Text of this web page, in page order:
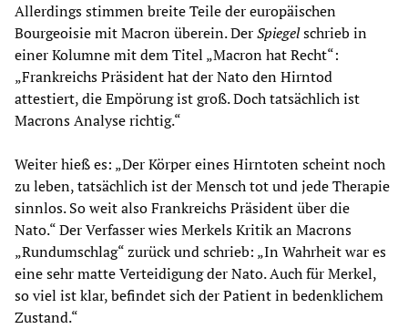
Allerdings stimmen breite Teile der europäischen
Bourgeoisie mit Macron überein. DerSpiegelschrieb in
einer Kolumne mit dem Titel „Macron hat Recht“:
„Frankreichs Präsident hat der Nato den Hirntod
attestiert, die Empörung ist groß. Doch tatsächlich ist
Macrons Analyse richtig.“
Weiter hieß es: „Der Körper eines Hirntoten scheint noch
zu leben, tatsächlich ist der Mensch tot und jede Therapie
sinnlos. So weit also Frankreichs Präsident über die
Nato.“ Der Verfasser wies Merkels Kritik an Macrons
„Rundumschlag“ zurück und schrieb: „In Wahrheit war es
eine sehr matte Verteidigung der Nato. Auch für Merkel,
so viel ist klar, befindet sich der Patient in bedenklichem
Zustand.“